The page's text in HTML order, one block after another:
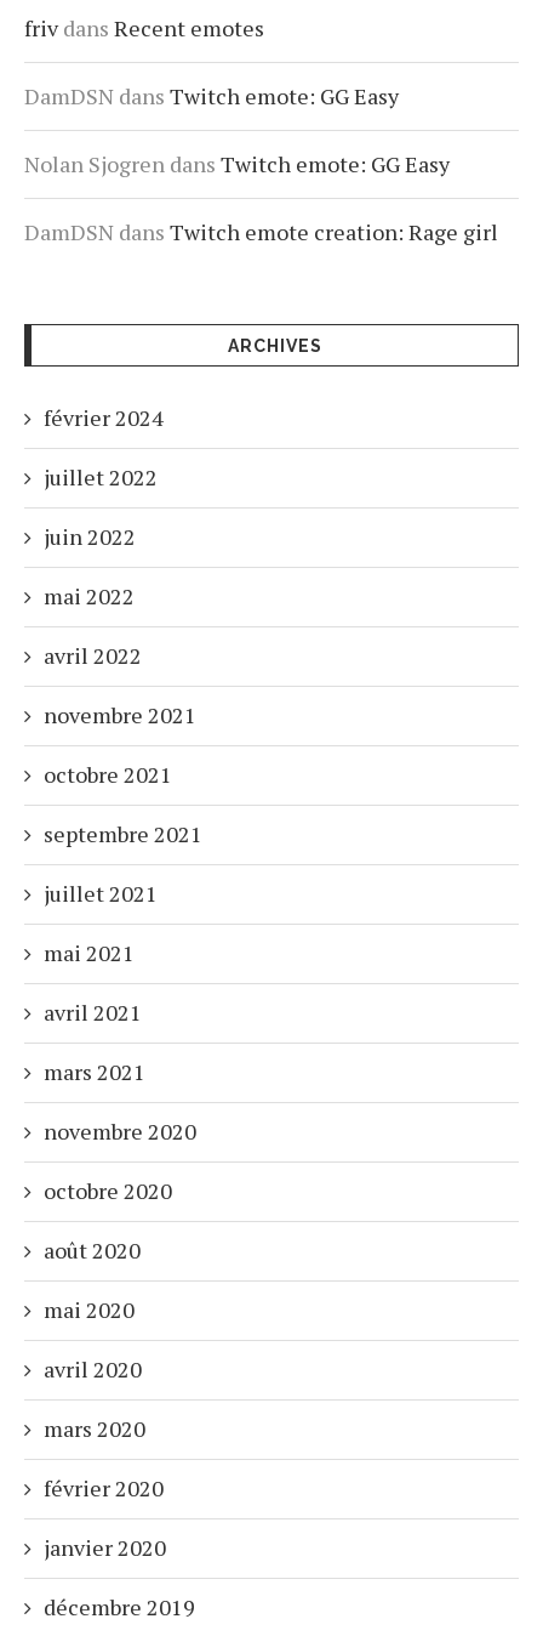
frivdans Recent emotes
DamDSN dans Twitch emote: GG Easy
Nolan Sjogren dans Twitch emote: GG Easy
DamDSN dans Twitch emote creation: Rage girl
ARCHIVES
février 2024
juillet 2022
juin 2022
mai 2022
avril 2022
novembre 2021
octobre 2021
septembre 2021
juillet 2021
mai 2021
avril 2021
mars 2021
novembre 2020
octobre 2020
août 2020
mai 2020
avril 2020
mars 2020
février 2020
janvier 2020
décembre 2019